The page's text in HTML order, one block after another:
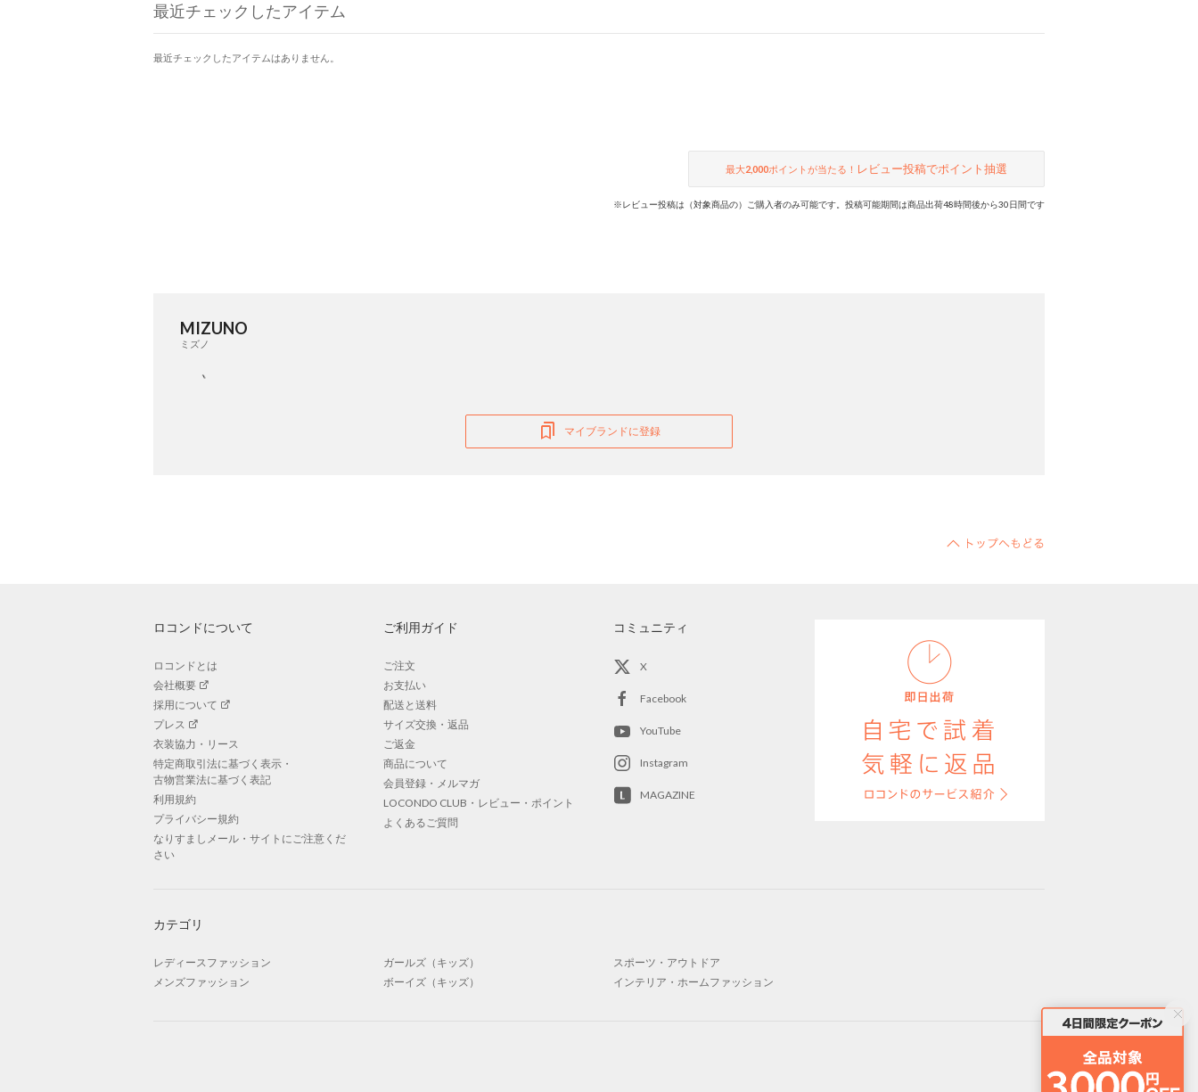
最近チェックしたアイテム
最近チェックしたアイテムはありません。
最大2,000ポイントが当たる！ レビュー投稿でポイント抽選
※レビュー投稿は（対象商品の）ご購入者のみ可能です。投稿可能期間は商品出荷48時間後から30日間です
MIZUNO
ミズノ
マイブランドに登録
ロコンドについて
ロコンドとは
会社概要
採用について
プレス
衣装協力・リース
特定商取引法に基づく表示・
古物営業法に基づく表記
利用規約
プライバシー規約
なりすましメール・サイトにご注意くだ
さい
ご利用ガイド
ご注文
お支払い
配送と送料
サイズ交換・返品
ご返金
商品について
会員登録・メルマガ
LOCONDO CLUB・レビュー・ポイント
よくあるご質問
コミュニティ
X
Facebook
YouTube
Instagram
MAGAZINE
カテゴリ
レディースファッション
メンズファッション
ガールズ（キッズ）
ボーイズ（キッズ）
スポーツ・アウトドア
インテリア・ホームファッション